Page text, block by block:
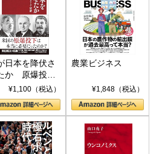
日本を降伏さ
か 原爆投
ソ連参戦、そ
聖断 (PHP新
¥1,100（税込）
農業ビジネス
¥1,848（税込）